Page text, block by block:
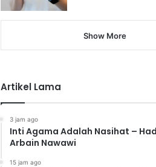
Show More
Artikel Lama
3 jam ago
Inti Agama Adalah Nasihat –
Arbain Nawawi
15 jam ago